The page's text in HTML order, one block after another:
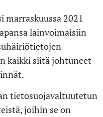
2021
lainvoimaisiin
kaikki siitä johtuneet
tietosuojavaltuutetun
joihin se on